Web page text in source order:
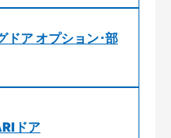
ア オプション･部
ドア